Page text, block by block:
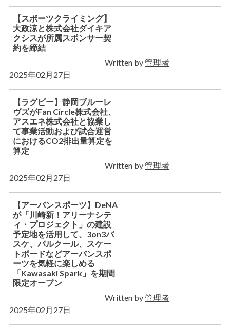
【スポーツクライミング】
大政涼と株式会社ダイキア
クシスが所属スポンサー契
約を締結
Written by管理者
2025年02月27日
【ラグビー】静岡ブルーレ
ヴズがFan Circle株式会社、
アスエネ株式会社と協業し
て事業活動および試合運営
におけるCO2排出量算定を
算定
Written by管理者
2025年02月27日
【アーバンスポーツ】DeNA
が「川崎新！アリーナシテ
ィ・プロジェクト」の建設
予定地を活用して、3on3バ
スケ、パルクール、スケー
トボードなどアーバンスポ
ーツを気軽に楽しめる
「Kawasaki Spark」を期間
限定オープン
Written by管理者
2025年02月27日